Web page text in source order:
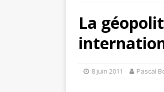
La
8 juin 2011 Pascal